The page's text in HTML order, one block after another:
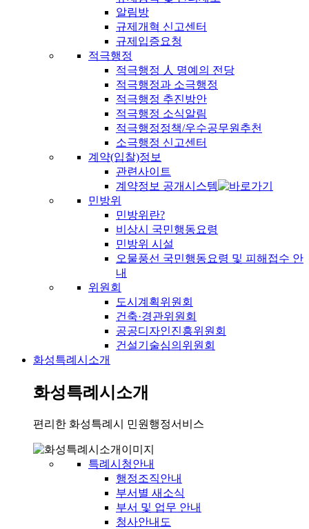
알림방
규제개혁 신고센터
규제입증요청
적극행정
적극행정 人 명예의 전당
적극행정과 소극행정
적극행정 추진방안
적극행정 소식알림
적극행정정책/우수공무원추천
소극행정 신고센터
계약(입찰)정보
관련사이트
계약정보 공개시스템
민방위
민방위란?
비상시 국민행동요령
민방위 시설
오물풍선 국민행동요령 및 피해접수 안
내
위원회
도시계획위원회
건축·경관위원회
공공디자인진흥위원회
건설기술심의위원회
화성특례시소개
화성특례시소개
편리한 화성특례시 민원행정서비스
특례시청안내
행정조직안내
부서별 새소식
부서 및 업무 안내
청사안내도